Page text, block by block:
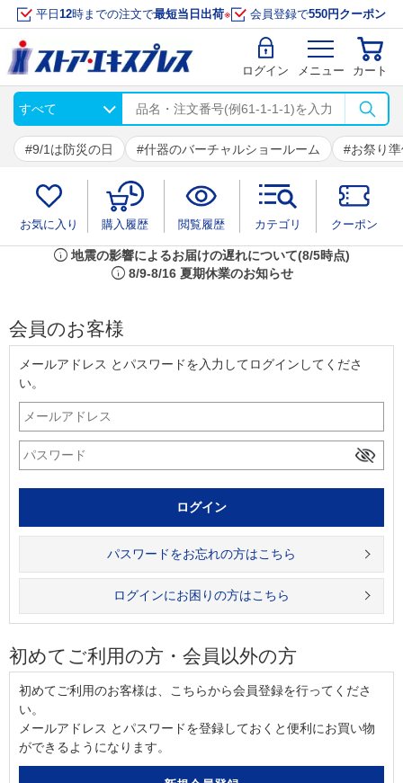
平日 12時までの注文で最短当日出荷※ 会員登録で550円クーポン
ログイン メニュー カート
9/1は防災の日 什器のバーチャルショールーム お祭り
お気に入り 購入履歴 閲覧履歴 カテゴリ クーポン
info 地震の影響によるお届けの遅れについて(8/5時点)
info 8/9-8/16 夏期休業のお知らせ
会員のお客様
メールアドレス とパスワードを入力してログインしてくださ
い。
パスワードをお忘れの方はこちら
ログインにお困りの方はこちら
初めてご利用の方・会員以外の方
初めてご利用のお客様は、こちらから会員登録を行ってくださ
い。
メールアドレス とパスワードを登録しておくと便利にお買い物
ができるようになります。